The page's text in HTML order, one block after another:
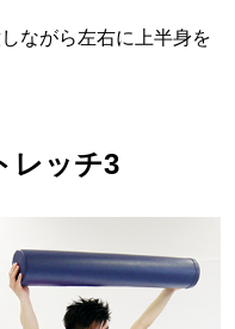
ながら左右に上半身を
レッチ3